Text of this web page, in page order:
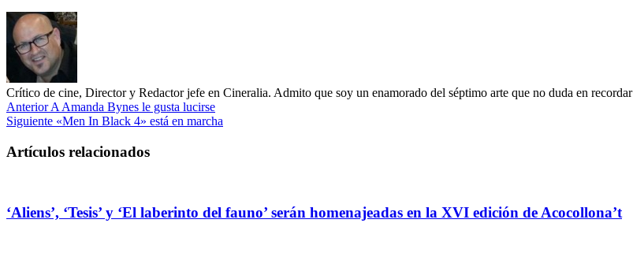
Crítico de cine, Director y Redactor jefe en Cineralia. Admito que soy un enamorado del séptimo arte que no duda en
AnteriorA Amanda Bynes le gusta lucirse
Siguiente «Men In Black 4» está en marcha
Artículos relacionados
‘Aliens’, ‘Tesis’ y ‘El laberinto del fauno’ serán homenajeadas en la XVI edición de Acocollona’t